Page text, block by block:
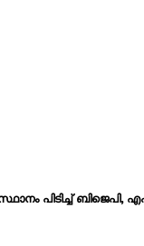
പിടിച്ച് ബിജെപി,